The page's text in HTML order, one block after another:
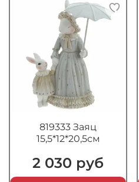
819333 Заяц
15,5*12*20,5см
2 030 руб